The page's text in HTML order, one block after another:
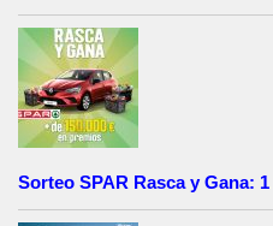
Sorteo SPAR Rasca y Gana: